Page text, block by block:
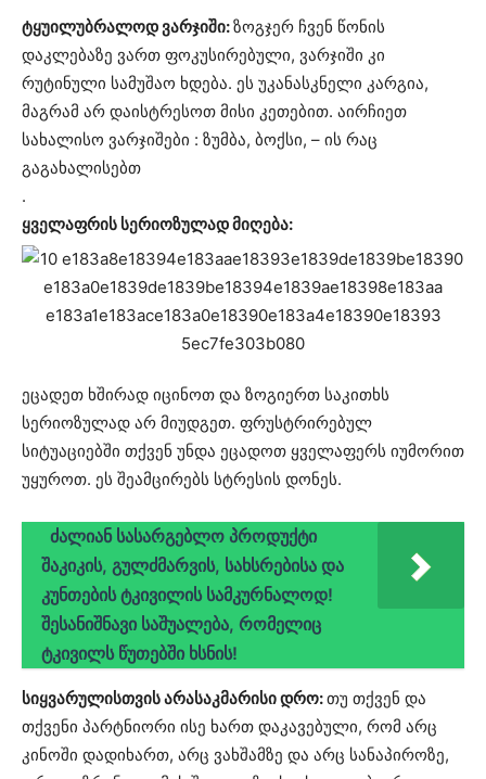
ტყუილუბრალოდ ვარჯიში:ზოგჯერ ჩვენ წონის
დაკლებაზე ვართ ფოკუსირებული, ვარჯიში კი
რუტინული სამუშაო ხდება. ეს უკანასკნელი კარგია,
მაგრამ არ დაისტრესოთ მისი კეთებით. აირჩიეთ
სახალისო ვარჯიშები : ზუმბა, ბოქსი, – ის რაც
გაგახალისებთ
.
ყველაფრის სერიოზულად მიღება:
ეცადეთ ხშირად იცინოთ და ზოგიერთ საკითხს
სერიოზულად არ მიუდგეთ. ფრუსტრირებულ
სიტუაციებში თქვენ უნდა ეცადოთ ყველაფერს იუმორით
უყუროთ. ეს შეამცირებს სტრესის დონეს.
ძალიან სასარგებლო პროდუქტი
შაკიკის, გულძმარვის, სახსრებისა და
კუნთების ტკივილის სამკურნალოდ!
შესანიშნავი საშუალება, რომელიც
ტკივილს წუთებში ხსნის!
სიყვარულისთვის არასაკმარისი დრო:თუ თქვენ და
თქვენი პარტნიორი ისე ხართ დაკავებული, რომ არც
კინოში დადიხართ, არც ვახშამზე და არც სანაპიროზე,